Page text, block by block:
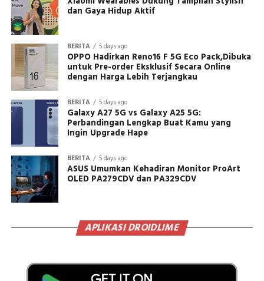
dan Gaya Hidup Aktif
BERITA 5 days ago
OPPO Hadirkan Reno16 F 5G Eco Pack,Dibuka
untuk Pre-order Eksklusif Secara Online
dengan Harga Lebih Terjangkau
BERITA 5 days ago
Galaxy A27 5G vs Galaxy A25 5G:
Perbandingan Lengkap Buat Kamu yang
Ingin Upgrade Hape
BERITA 5 days ago
ASUS Umumkan Kehadiran Monitor ProArt
OLED PA279CDV dan PA329CDV
APLIKASI DROIDLIME